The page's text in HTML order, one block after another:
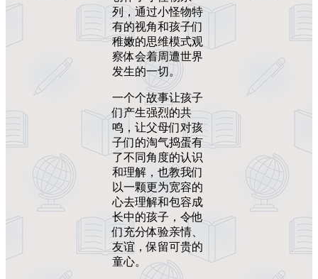
列，通过小怪物特
有的视角和孩子们
稚嫩的思维模式观
察体会着周遭世界
发生的一切。
一个个故事让孩子
们产生强烈的共
鸣，让父母们对孩
子们的淘气捣蛋有
了不同角度的认识
和理解，也教我们
以一颗更为宽容的
心去理解和包容成
长中的孩子，令他
们充分体验亲情、
友谊，保留可贵的
童心。